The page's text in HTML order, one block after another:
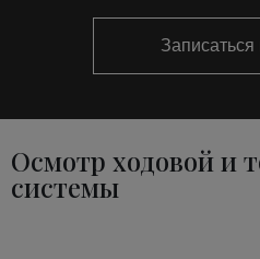
Записаться
Осмотр ходовой и
системы